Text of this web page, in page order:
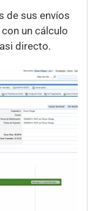
de sus envíos
un cálculo
directo.